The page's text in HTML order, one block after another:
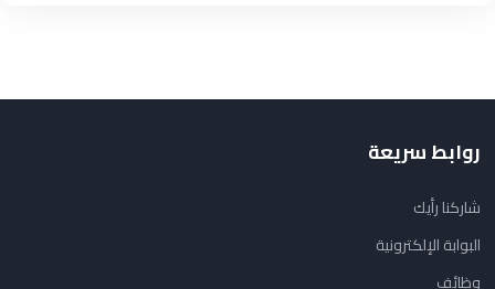
روابط سريعة
شاركنا رأيك
البوابة الإلكترونية
وظائف